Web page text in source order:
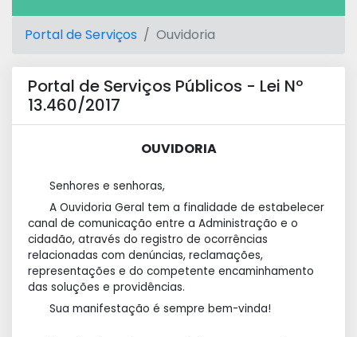
Portal de Serviços Ouvidoria
Portal de Serviços Públicos - Lei Nº
13.460/2017
OUVIDORIA
Senhores e senhoras,
A Ouvidoria Geral tem a finalidade de estabelecer
canal de comunicação entre a Administração e o
cidadão, através do registro de ocorrências
relacionadas com denúncias, reclamações,
representações e do competente encaminhamento
das soluções e providências.
Sua manifestação é sempre bem-vinda!